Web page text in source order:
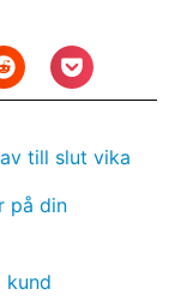
till slut vika
på din
kund